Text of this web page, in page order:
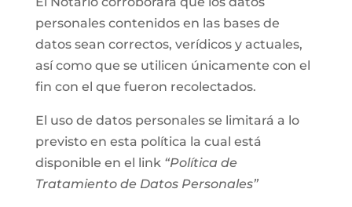
personales contenidos en las bases de
datos sean correctos, verídicos y actuales,
así como que se utilicen únicamente con el
fin con el que fueron recolectados.
El uso de datos personales se limitará a lo
previsto en esta política la cual está
disponible en el link “Política de
Tratamiento de Datos Personales”